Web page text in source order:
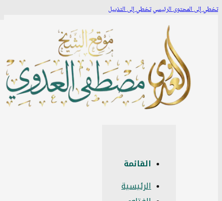
إلى المحتوى الرئيسيتخطي إلى التذييل
القائمة
الرئيسية